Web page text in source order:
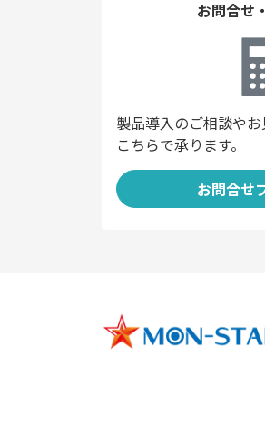
お問合せ
製品導入のご相談や
こちらで承ります。
お問合せ